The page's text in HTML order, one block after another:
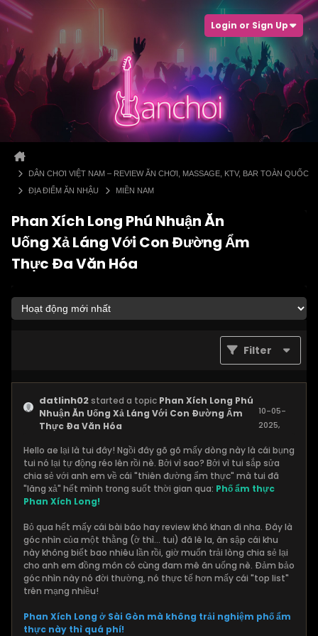
Login or Sign Up
DÂN CHƠI VIỆT NAM – REVIEW ĂN CHƠI, MASSAGE, KTV, BAR TOÀN QUỐC
ĐỊA ĐIỂM ĂN NHẬU
MIỀN NAM
Phan Xích Long Phú Nhuận Ăn
Uống Xả Láng Với Con Đường Ẩm
Thực Đa Văn Hóa
Filter
datlinh02started a topic Phan Xích Long Phú
Nhuận Ăn Uống Xả Láng Với Con Đường Ẩm
Thực Đa Văn Hóa
10-05-
2025,
Hello ae lại là tui đây! Ngồi đây gõ gõ mấy dòng này là cái bụng
tui nó lại tự động réo lên rồi nè. Bởi vì sao? Bởi vì tui sắp sửa
chia sẻ với anh em về cái "thiên đường ẩm thực" mà tui đã
"lăng xả" hết mình trong suốt thời gian qua: Phố ẩm thực
Phan Xích Long!
Bỏ qua hết mấy cái bài báo hay review khô khan đi nha. Đây là
góc nhìn của một thằng (ờ thì... tui) đã lê la, ăn sập cái khu
này không biết bao nhiêu lần rồi, giờ muốn trải lòng chia sẻ lại
cho anh em đồng môn có cùng đam mê ăn uống nè. Đảm bảo
góc nhìn này nó đời thường, nó thực tế hơn mấy cái "top list"
trên mạng nhiều!
Phan Xích Long ở Sài Gòn mà không trải nghiệm phố ẩm
thực này thì quá phí!